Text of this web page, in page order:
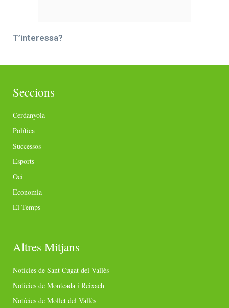
T’interessa?
Seccions
Cerdanyola
Política
Successos
Esports
Oci
Economia
El Temps
Altres Mitjans
Notícies de Sant Cugat del Vallès
Notícies de Montcada i Reixach
Notícies de Mollet del Vallès